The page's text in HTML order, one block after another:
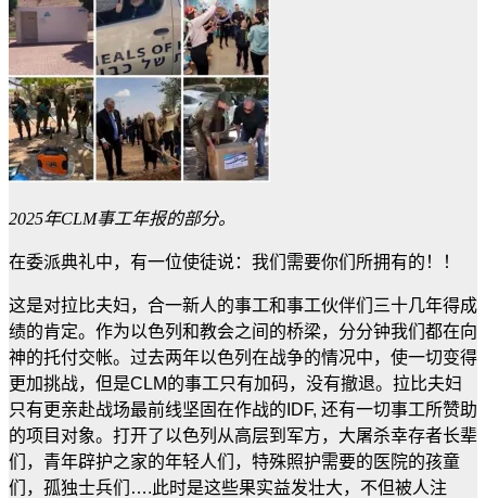
2025年CLM事工年报的部分。
在委派典礼中，有一位使徒说：我们需要你们所拥有的！！
这是对拉比夫妇，合一新人的事工和事工伙伴们三十几年得成
绩的肯定。作为以色列和教会之间的桥梁，分分钟我们都在向
神的托付交帐。过去两年以色列在战争的情况中，使一切变得
更加挑战，但是CLM的事工只有加码，没有撤退。拉比夫妇
只有更亲赴战场最前线坚固在作战的IDF, 还有一切事工所赞助
的项目对象。打开了以色列从高层到军方，大屠杀幸存者长辈
们，青年辟护之家的年轻人们，特殊照护需要的医院的孩童
们，孤独士兵们….此时是这些果实益发壮大，不但被人注